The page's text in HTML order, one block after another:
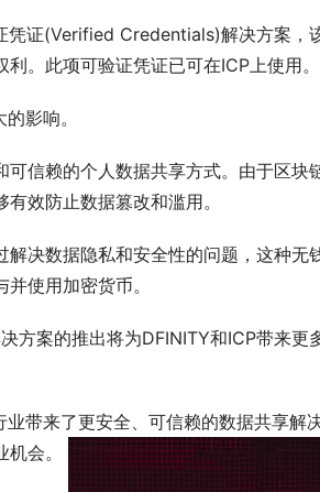
凭证(Verified Credentials)解决方案，
。此项可验证凭证已可在ICP上使用。
影响。
信赖的个人数据共享方式。由于区块
效防止数据篡改和滥用。
决数据隐私和安全性的问题，这种无
使用加密货币。
方案的推出将为DFINITY和ICP带来更
带来了更安全、可信赖的数据共享解
机会。